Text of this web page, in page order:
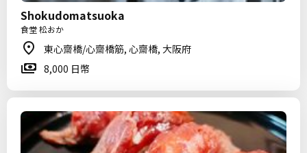
Shokudomatsuoka
食堂 松おか
東心齋橋/心齋橋筋, 心齋橋, 大阪府
8,000 日幣